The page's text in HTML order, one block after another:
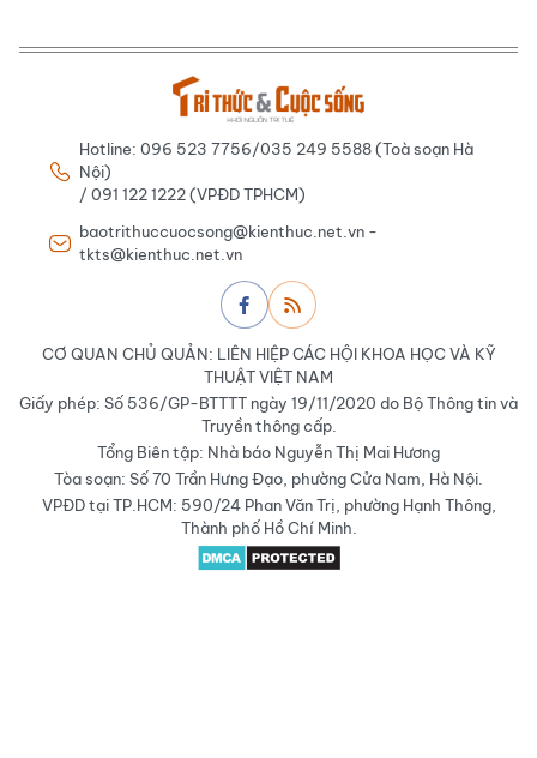
Hotline: 096 523 7756/035 249 5588 (Toà soạn Hà
Nội)
/ 091 122 1222 (VPĐD TPHCM)
baotrithuccuocsong@kienthuc.net.vn -
tkts@kienthuc.net.vn
CƠ QUAN CHỦ QUẢN: LIÊN HIỆP CÁC HỘI KHOA HỌC VÀ KỸ
THUẬT VIỆT NAM
Giấy phép: Số 536/GP-BTTTT ngày 19/11/2020 do Bộ Thông tin và
Truyền thông cấp.
Tổng Biên tập: Nhà báo Nguyễn Thị Mai Hương
Tòa soạn: Số 70 Trần Hưng Đạo, phường Cửa Nam, Hà Nội.
VPĐD tại TP.HCM: 590/24 Phan Văn Trị, phường Hạnh Thông,
Thành phố Hồ Chí Minh.